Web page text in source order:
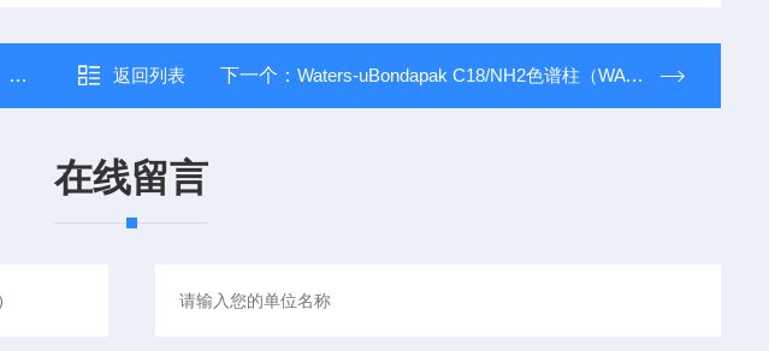
返回列表 下一个： Waters-uBondapak C18/NH2色谱柱（WAT086684）
在线留言